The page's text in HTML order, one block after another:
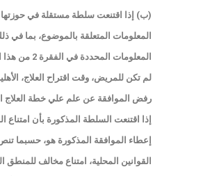
(ب) إذا اقتنعت سلطة مستقلة في
المعلومات المتعلقة بالموضوع، بما في
المعلومات المحددة
لم تكن للمريض، وقت اقتراح العلاج،
رفض الموافقة عن علم علي خطة العلاج
إذا اقتنعت السلطة المذكورة بأن
إعطاء الموافقة المذكورة هو، حسبما
القوانين المحلية، امتناع مخالف للمنطق